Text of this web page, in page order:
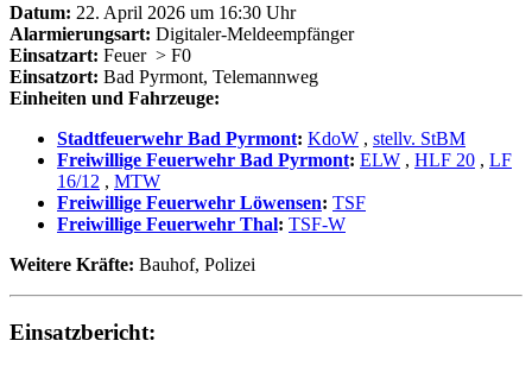
Datum: 22. April 2026 um 16:30 Uhr
Alarmierungsart: Digitaler-Meldeempfänger
Einsatzart: Feuer > F0
Einsatzort: Bad Pyrmont, Telemannweg
Einheiten und Fahrzeuge:
Stadtfeuerwehr Bad Pyrmont: KdoW , stellv. StBM
Freiwillige Feuerwehr Bad Pyrmont: ELW , HLF 20 , LF
16/12 , MTW
Freiwillige Feuerwehr Löwensen: TSF
Freiwillige Feuerwehr Thal: TSF-W
Weitere Kräfte: Bauhof, Polizei
Einsatzbericht: